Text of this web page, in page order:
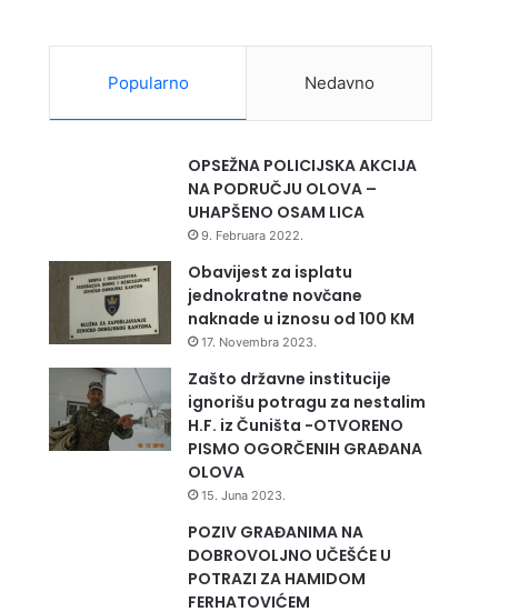
Popularno Nedavno
OPSEŽNA POLICIJSKA AKCIJA
NA PODRUČJU OLOVA –
UHAPŠENO OSAM LICA
9. Februara 2022.
Obavijest za isplatu
jednokratne novčane
naknade u iznosu od 100 KM
17. Novembra 2023.
Zašto državne institucije
ignorišu potragu za nestalim
H.F. iz Čuništa -OTVORENO
PISMO OGORČENIH GRAĐANA
OLOVA
15. Juna 2023.
POZIV GRAĐANIMA NA
DOBROVOLJNO UČEŠĆE U
POTRAZI ZA HAMIDOM
FERHATOVIĆEM